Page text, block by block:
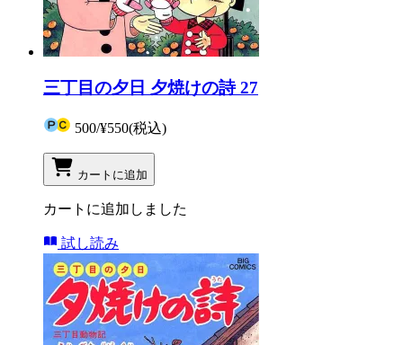
三丁目の夕日 夕焼けの詩 27
500/¥550(税込)
カートに追加
カートに追加しました
試し読み